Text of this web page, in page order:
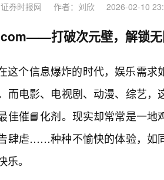
券时报网 作者：刘欣 2026-02-10
打破次元壁，解锁无
这个信息爆炸的时代，娱乐需求
而电影、电视剧、动漫、综艺
佳催📘化剂。现实却常常是一
肆虐……种种不愉快的体验，如
乐。